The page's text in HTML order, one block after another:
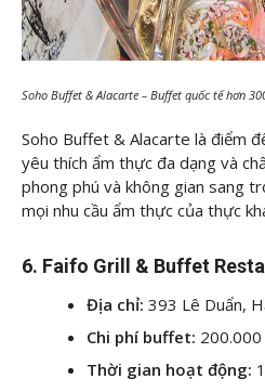
Soho Buffet & Alacarte – Buffet quốc tế hơn
Soho Buffet & Alacarte là điểm
yêu thích ẩm thực đa dạng và
phong phú và không gian sang
mọi nhu cầu ẩm thực của thực
6. Faifo Grill & Buffet
Địa chỉ: 393 Lê Duẩn,
Chi phí buffet:
Thời gian hoạt động: